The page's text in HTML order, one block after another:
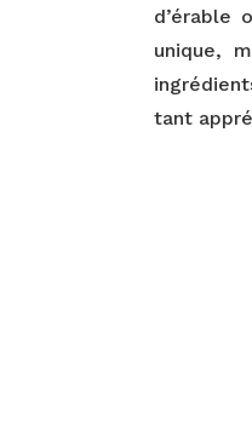
d’érable
unique,
tant